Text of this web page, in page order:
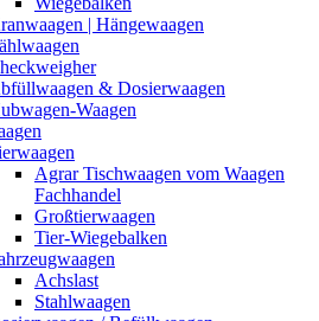
| Hängewaagen
& Dosierwaagen
Waagen
Agrar Tischwaagen vom Waagen
Fachhandel
Großtierwaagen
Tier-Wiegebalken
Achslast
Stahlwaagen